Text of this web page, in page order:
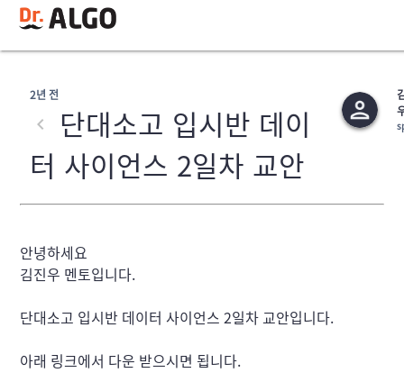
2년 전
단대소고 입시반 데이
터 사이언스 2일차 교안
안녕하세요
김진우 멘토입니다.
단대소고 입시반 데이터 사이언스 2일차 교안입니다.
아래 링크에서 다운 받으시면 됩니다.